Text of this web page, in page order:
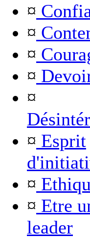
¤
¤
¤
¤
¤
¤ Esprit
¤
¤ Etre
leader